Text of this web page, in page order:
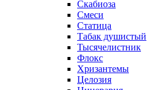
Скабиоза
Смеси
Статица
Табак душистый
Тысячелистник
Флокс
Хризантемы
Целозия